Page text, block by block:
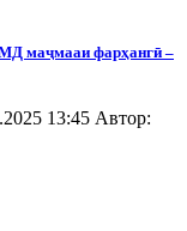
маҷмааи фарҳангӣ –
13:45 Автор: